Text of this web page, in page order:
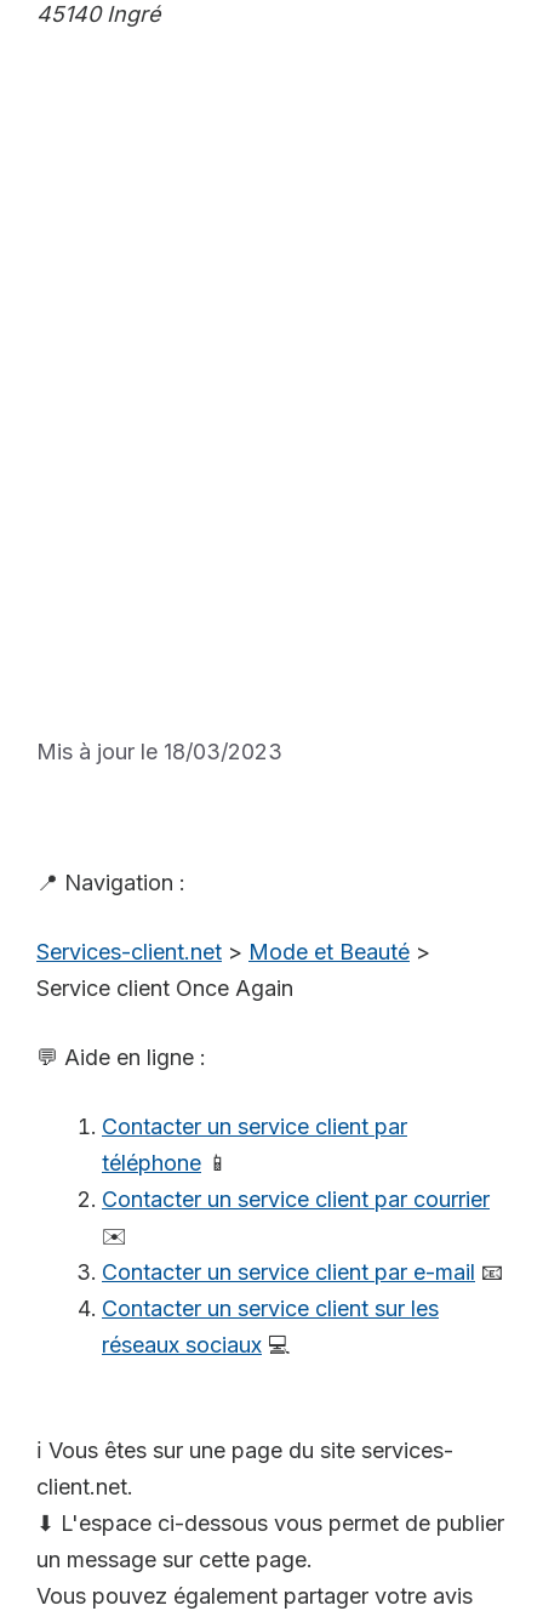
45140 Ingré
Mis à jour le 18/03/2023
📍 Navigation :
Services-client.net > Mode et Beauté >
Service client Once Again
💬 Aide en ligne :
Contacter un service client par
téléphone 📱
Contacter un service client par courrier
✉️
Contacter un service client par e-mail 📧
Contacter un service client sur les
réseaux sociaux 💻
ℹ️ Vous êtes sur une page du site services-
client.net.
⬇ L'espace ci-dessous vous permet de publier
un message sur cette page.
Vous pouvez également partager votre avis